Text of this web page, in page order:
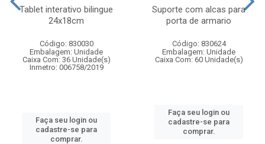
Tablet interativo bilingue
24x18cm
Código: 830030
Embalagem: Unidade
Caixa Com: 36 Unidade(s)
Inmetro: 006758/2019
Faça seu login ou
cadastre-se para
comprar.
Suporte com alcas para
porta de armario
Código: 830624
Embalagem: Unidade
Caixa Com: 60 Unidade(s)
Faça seu login ou
cadastre-se para
comprar.